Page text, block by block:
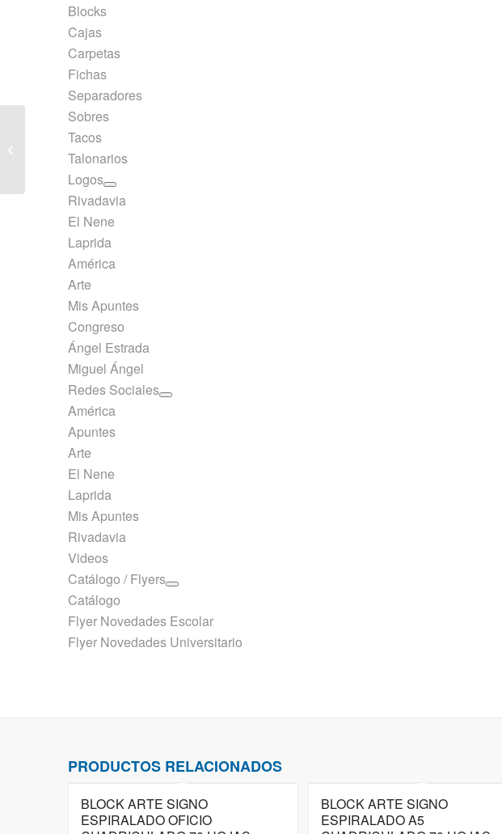
Blocks
Cajas
Carpetas
Fichas
Separadores
Sobres
Tacos
Talonarios
Logos
Rivadavia
El Nene
Laprida
América
Arte
Mis Apuntes
Congreso
Ángel Estrada
Miguel Ángel
Redes Sociales
América
Apuntes
Arte
El Nene
Laprida
Mis Apuntes
Rivadavia
Videos
Catálogo / Flyers
Catálogo
Flyer Novedades Escolar
Flyer Novedades Universitario
PRODUCTOS RELACIONADOS
BLOCK ARTE SIGNO
ESPIRALADO OFICIO
BLOCK ARTE SIGNO
ESPIRALADO A5
Block Arte Escocés A5
Rayado 70 hojas